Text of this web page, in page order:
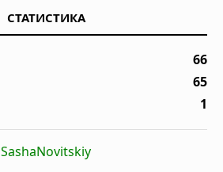
СТАТИСТИКА
66
65
1
SashaNovitskiy